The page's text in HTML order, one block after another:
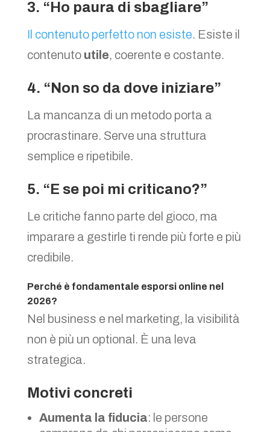
3. “Ho paura di sbagliare”
Il contenuto perfetto non esiste. Esiste il
contenuto utile, coerente e costante.
4. “Non so da dove iniziare”
La mancanza di un metodo porta a
procrastinare. Serve una struttura
semplice e ripetibile.
5. “E se poi mi criticano?”
Le critiche fanno parte del gioco, ma
imparare a gestirle ti rende più forte e più
credibile.
Perché è fondamentale esporsi online nel
2026?
Nel business e nel marketing, la visibilità
non è più un optional. È una leva
strategica.
Motivi concreti
Aumenta la fiducia: le persone